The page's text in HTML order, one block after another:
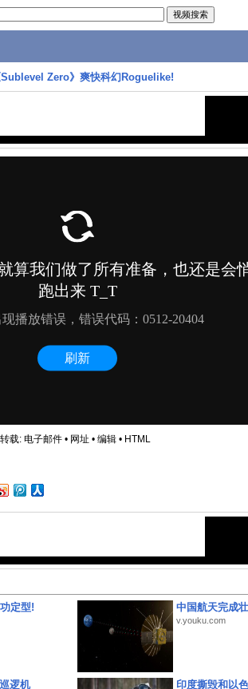
Sublevel Zero》爽快科幻Roguelike!
转载: 电子邮件• 网址 • 编辑• HTML
定型! 中国航天完成
v.youku.com
逻机 印度撕毁和以